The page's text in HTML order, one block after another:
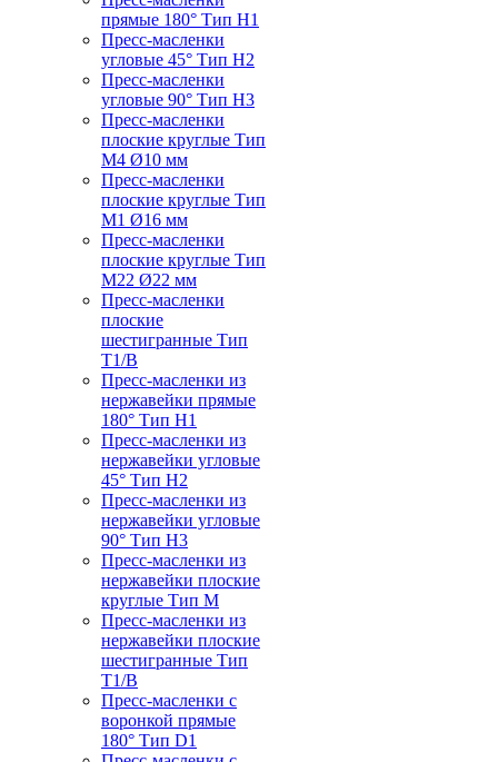
прямые 180° Тип H1
Пресс-масленки
угловые 45° Тип H2
Пресс-масленки
угловые 90° Тип H3
Пресс-масленки
плоские круглые Тип
M4 Ø10 мм
Пресс-масленки
плоские круглые Тип
M1 Ø16 мм
Пресс-масленки
плоские круглые Тип
M22 Ø22 мм
Пресс-масленки
плоские
шестигранные Тип
T1/B
Пресс-масленки из
нержавейки прямые
180° Тип H1
Пресс-масленки из
нержавейки угловые
45° Тип H2
Пресс-масленки из
нержавейки угловые
90° Тип H3
Пресс-масленки из
нержавейки плоские
круглые Тип M
Пресс-масленки из
нержавейки плоские
шестигранные Тип
T1/B
Пресс-масленки с
воронкой прямые
180° Тип D1